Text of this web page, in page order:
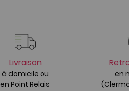
Livraison
à domicile ou
en Point Relais
en